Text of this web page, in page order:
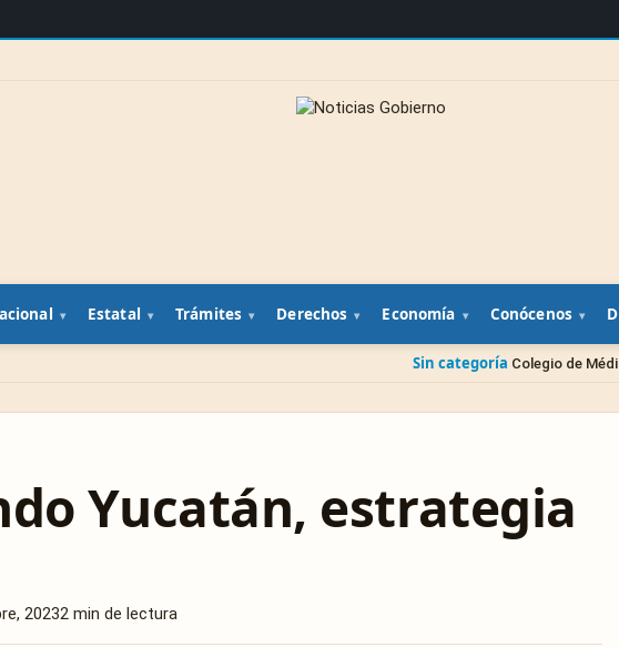
Estatal Trámites Derechos Economía Conócenos
Colegio de Médicos Veterinarios
Yucatán, estrategia
20232 min de lectura